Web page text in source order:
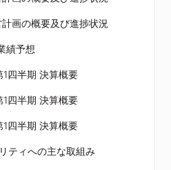
画の概要及び進捗状況
績予想
四半期 決算概要
四半期 決算概要
四半期 決算概要
ティへの主な取組み